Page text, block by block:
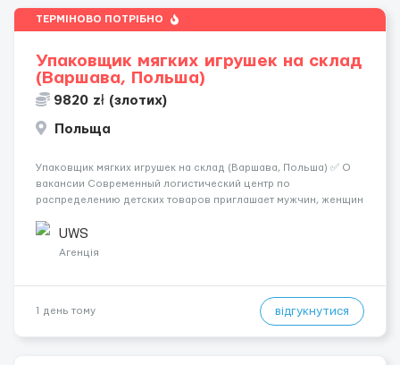
ТЕРМІНОВО ПОТРІБНО
Упаковщик мягких игрушек на склад
(Варшава, Польша)
9820 zł (злотих)
Польща
Упаковщик мягких игрушек на склад (Варшава, Польша) ✅ О
вакансии Современный логистический центр по
распределению детских товаров приглашает мужчин, женщин
ВНИМАНИЕ ❗️: ЗАЯВКИ НА САЙТЕ НЕ РАССМАТРИВАЕМ.
ПИШИТЕ САМИ НАМ СРА...
UWS
Агенція
1 день тому відгукнутися